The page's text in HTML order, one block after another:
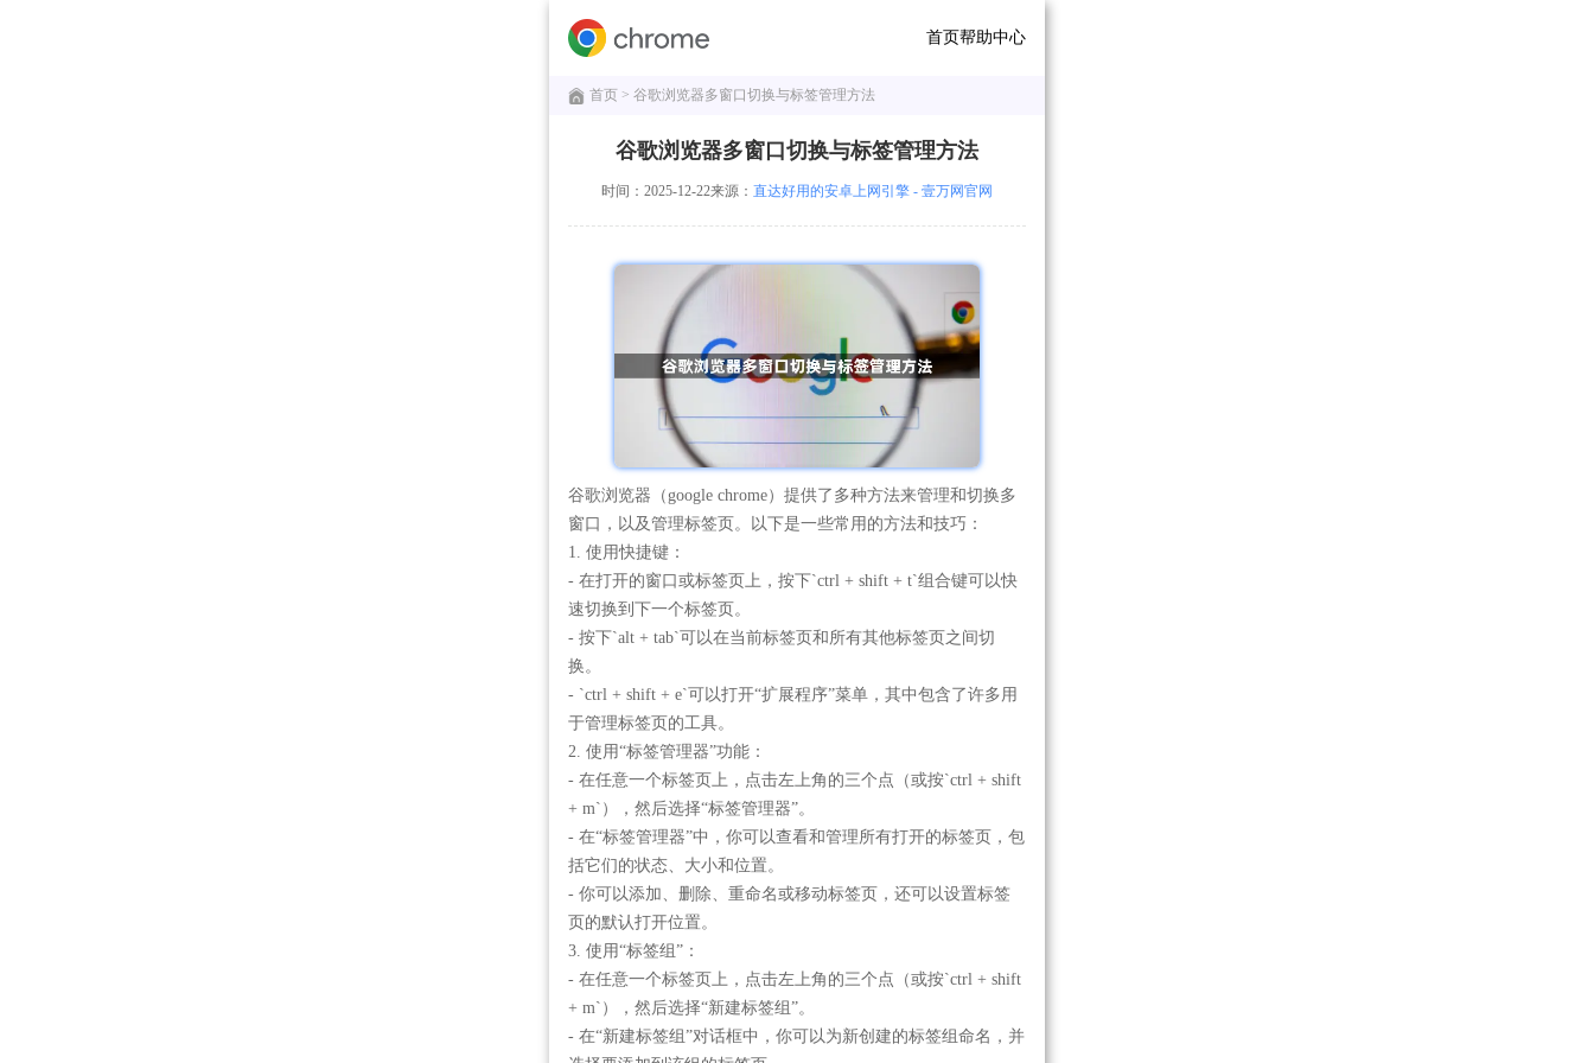
首页帮助中心
首页 > 谷歌浏览器多窗口切换与标签管理方法
谷歌浏览器多窗口切换与标签管理方法
时间：2025-12-22来源： 直达好用的安卓上网引擎 - 壹万网官网
谷歌浏览器（google chrome）提供了多种方法来管理和切换多
窗口，以及管理标签页。以下是一些常用的方法和技巧：
1. 使用快捷键：
- 在打开的窗口或标签页上，按下`ctrl + shift + t`组合键可以快
速切换到下一个标签页。
- 按下`alt + tab`可以在当前标签页和所有其他标签页之间切
换。
- `ctrl + shift + e`可以打开“扩展程序”菜单，其中包含了许多用
于管理标签页的工具。
2. 使用“标签管理器”功能：
- 在任意一个标签页上，点击左上角的三个点（或按`ctrl + shift
+ m`），然后选择“标签管理器”。
- 在“标签管理器”中，你可以查看和管理所有打开的标签页，包
括它们的状态、大小和位置。
- 你可以添加、删除、重命名或移动标签页，还可以设置标签
页的默认打开位置。
3. 使用“标签组”：
- 在任意一个标签页上，点击左上角的三个点（或按`ctrl + shift
+ m`），然后选择“新建标签组”。
- 在“新建标签组”对话框中，你可以为新创建的标签组命名，并